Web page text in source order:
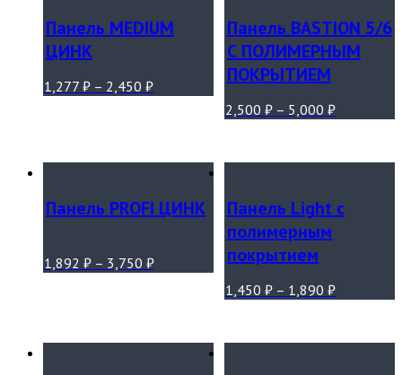
Панель MEDIUM
ЦИНК
1,277 ₽ – 2,450 ₽
Панель BASTION 5/6
С ПОЛИМЕРНЫМ
ПОКРЫТИЕМ
2,500 ₽– 5,000 ₽
Панель PROFI ЦИНК
1,892 ₽ – 3,750 ₽
Панель Light с
полимерным
покрытием
1,450 ₽– 1,890 ₽